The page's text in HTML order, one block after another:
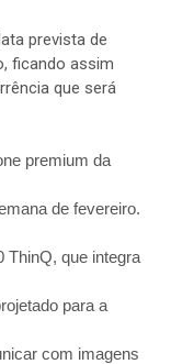
prevista de
ficando assim
que será
premium da
de fevereiro.
ThinQ, que integra
para a
com imagens